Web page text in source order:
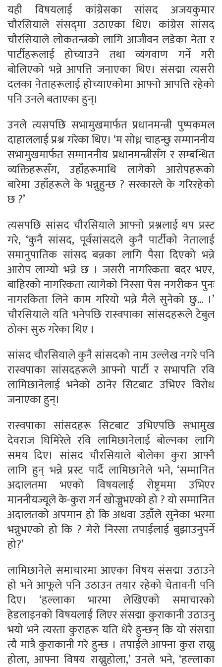
यही विषयलाई कांग्रेसका सांसद अजयकुमार
चौरसियाले संसद्‌मा उठाएका थिए। कांग्रेस सांसद
चौरसियाले लोकतन्त्रको लागि आजीवन लडेका नेता र
पार्टीहरूलाई होच्याउने तथा व्यंगवाण गर्ने गरी
बोलिएको भन्ने आपत्ति जनाएका थिए। संसद्मा त्यसरी
दलका नेताहरूलाई होच्याएकोमा आफ्नो आपत्ति रहेको
पनि उनले बताएका हुन्।
उनले त्यसपछि सभामुखमार्फत प्रधानमन्त्री पुष्पकमल
दाहाललाई प्रश्न गरेका थिए। ‘म सोध्न चाहन्छु सम्माननीय
सभामुखमार्फत सम्माननीय प्रधानमन्त्रीसँग र सम्बन्धित
व्यक्तिहरूसँग, उहाँहरूमाथि लागेको आरोपहरूको
बारेमा उहाँहरूले के भन्नुहुन्छ ? सरकारले के गरिरहेको
छ ?’
त्यसपछि सांसद चौरसियाले आफ्नो प्रश्नलाई थप प्रस्ट
गरे, ‘कुनै सांसद, पूर्वसांसदले कुनै पार्टीको नेतालाई
समानुपातिक सांसद बन्नका लागि पैसा दिएको भन्ने
आरोप लाग्यो भन्ने छ । जसरी नागरिकता बदर भएर,
बाहिरको नागरिकता त्यागेको निस्सा पेस नगरीकन पुनः
नागरकिता लिने काम गरियो भन्ने मैले सुनेको छु… ।’
चौरसियाले यति भनेपछि रास्वपाका सांसदहरूले टेबुल
ठोक्न सुरु गरेका थिए ।
सांसद चौरसियाले कुनै सांसदको नाम उल्लेख नगरे पनि
रास्वपाका सांसदहरूले आफ्नो पार्टी र सभापति रवि
लामिछानेलाई भनेको ठानेर सिटबाट उभिएर विरोध
जनाएका हुन्।
रास्वपाका सांसदहरू सिटबाट उभिएपछि सभामुख
देवराज घिमिरेले रवि लामिछानेलाई बोल्नका लागि
समय दिए। सांसद चौरसियाले बोलेका कुरा आफ्नै
लागि हुन् भन्ने प्रस्ट पार्दै लामिछानेले भने, ‘सम्मानित
अदालतमा भएको विषयलाई रोष्ट्रममा उभिएर
माननीयज्यूले के-कुरा गर्न खोज्नुभएको हो ? यो सम्मानित
अदालतको अपमान हो कि अथवा उहाँले सुनेका भरमा
भन्नुभएको हो कि ? मेरो निस्सा तपाईंलाई बुझाउनुपर्ने
हो?’
लामिछानेले समाचारमा आएका विषय संसद्मा उठाउने
हो भने आफूले पनि उठाउन तयार रहेको चेतावनी पनि
दिए। ‘हल्लाका भारमा लेखिएको समाचारको
हेडलाइनको विषयलाई लिएर संसद्मा कुराकानी उठाउनु
भयो भने त्यस्ता कुराहरू यति धेरै हुन्छन् कि यो संसद्मा
त्यै मात्रै कुराकानी गरे हुन्छ । तपाईंले आफ्ना कुरा राख्नु
होला, आफ्ना विषय राख्नुहोला,’ उनले भने, ‘हल्लाका